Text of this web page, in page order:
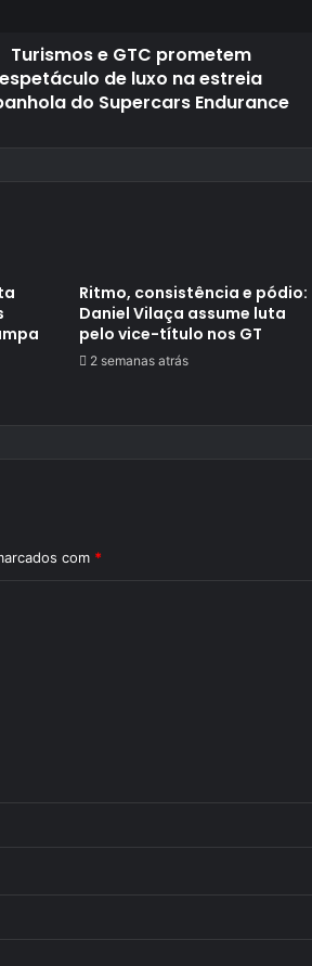
Turismos e GTC prometem
espetáculo de luxo na estreia
do Supercars Endurance
Ritmo, consistência e pódio:
Daniel Vilaça assume luta
pelo vice-título nos GT
2 semanas atrás
com *